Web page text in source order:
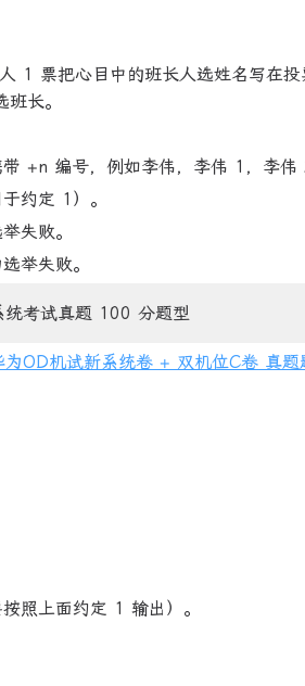
1 票把心目中的班长人选姓名写在
长。
+n 编号，例如李伟，李伟 1，李伟
约定 1）。
失败。
举失败。
考试真题 100 分题型
OD机试新系统卷 + 双机位C卷 真
照上面约定 1 输出）。